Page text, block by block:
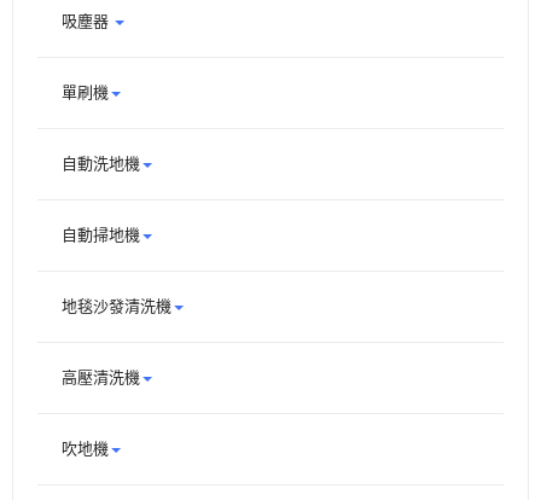
吸塵器
單刷機
自動洗地機
自動掃地機
地毯沙發清洗機
高壓清洗機
吹地機